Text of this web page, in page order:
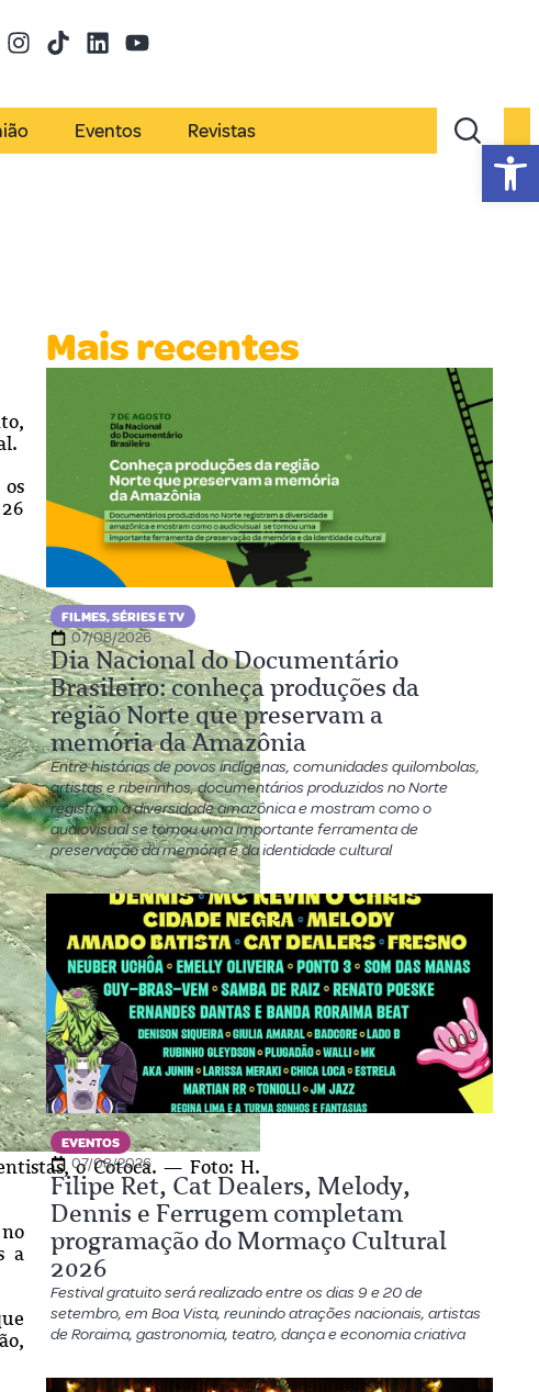
Eventos Revistas
os
o Cotoca. — Foto: H.
a
Mais recentes
FILMES, SÉRIES E TV
07/08/2026
Dia Nacional do Documentário
Brasileiro: conheça produções da
região Norte que preservam a
memória da Amazônia
Entre histórias de povos indígenas, comunidades quilombolas,
artistas e ribeirinhos, documentários produzidos no Norte
registram a diversidade amazônica e mostram como o
audiovisual se tornou uma importante ferramenta de
preservação da memória e da identidade cultural
EVENTOS
07/08/2026
Filipe Ret, Cat Dealers, Melody,
Dennis e Ferrugem completam
programação do Mormaço Cultural
2026
Festival gratuito será realizado entre os dias 9 e 20 de
setembro, em Boa Vista, reunindo atrações nacionais, artistas
de Roraima, gastronomia, teatro, dança e economia criativa